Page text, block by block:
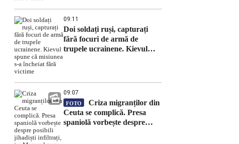
09:11
Doi soldați ruși, capturați
fără focuri de armă de
trupele ucrainene. Kievul
09:07
FOTO
Criza migranților din
Ceuta se complică. Presa
spaniolă vorbește despre